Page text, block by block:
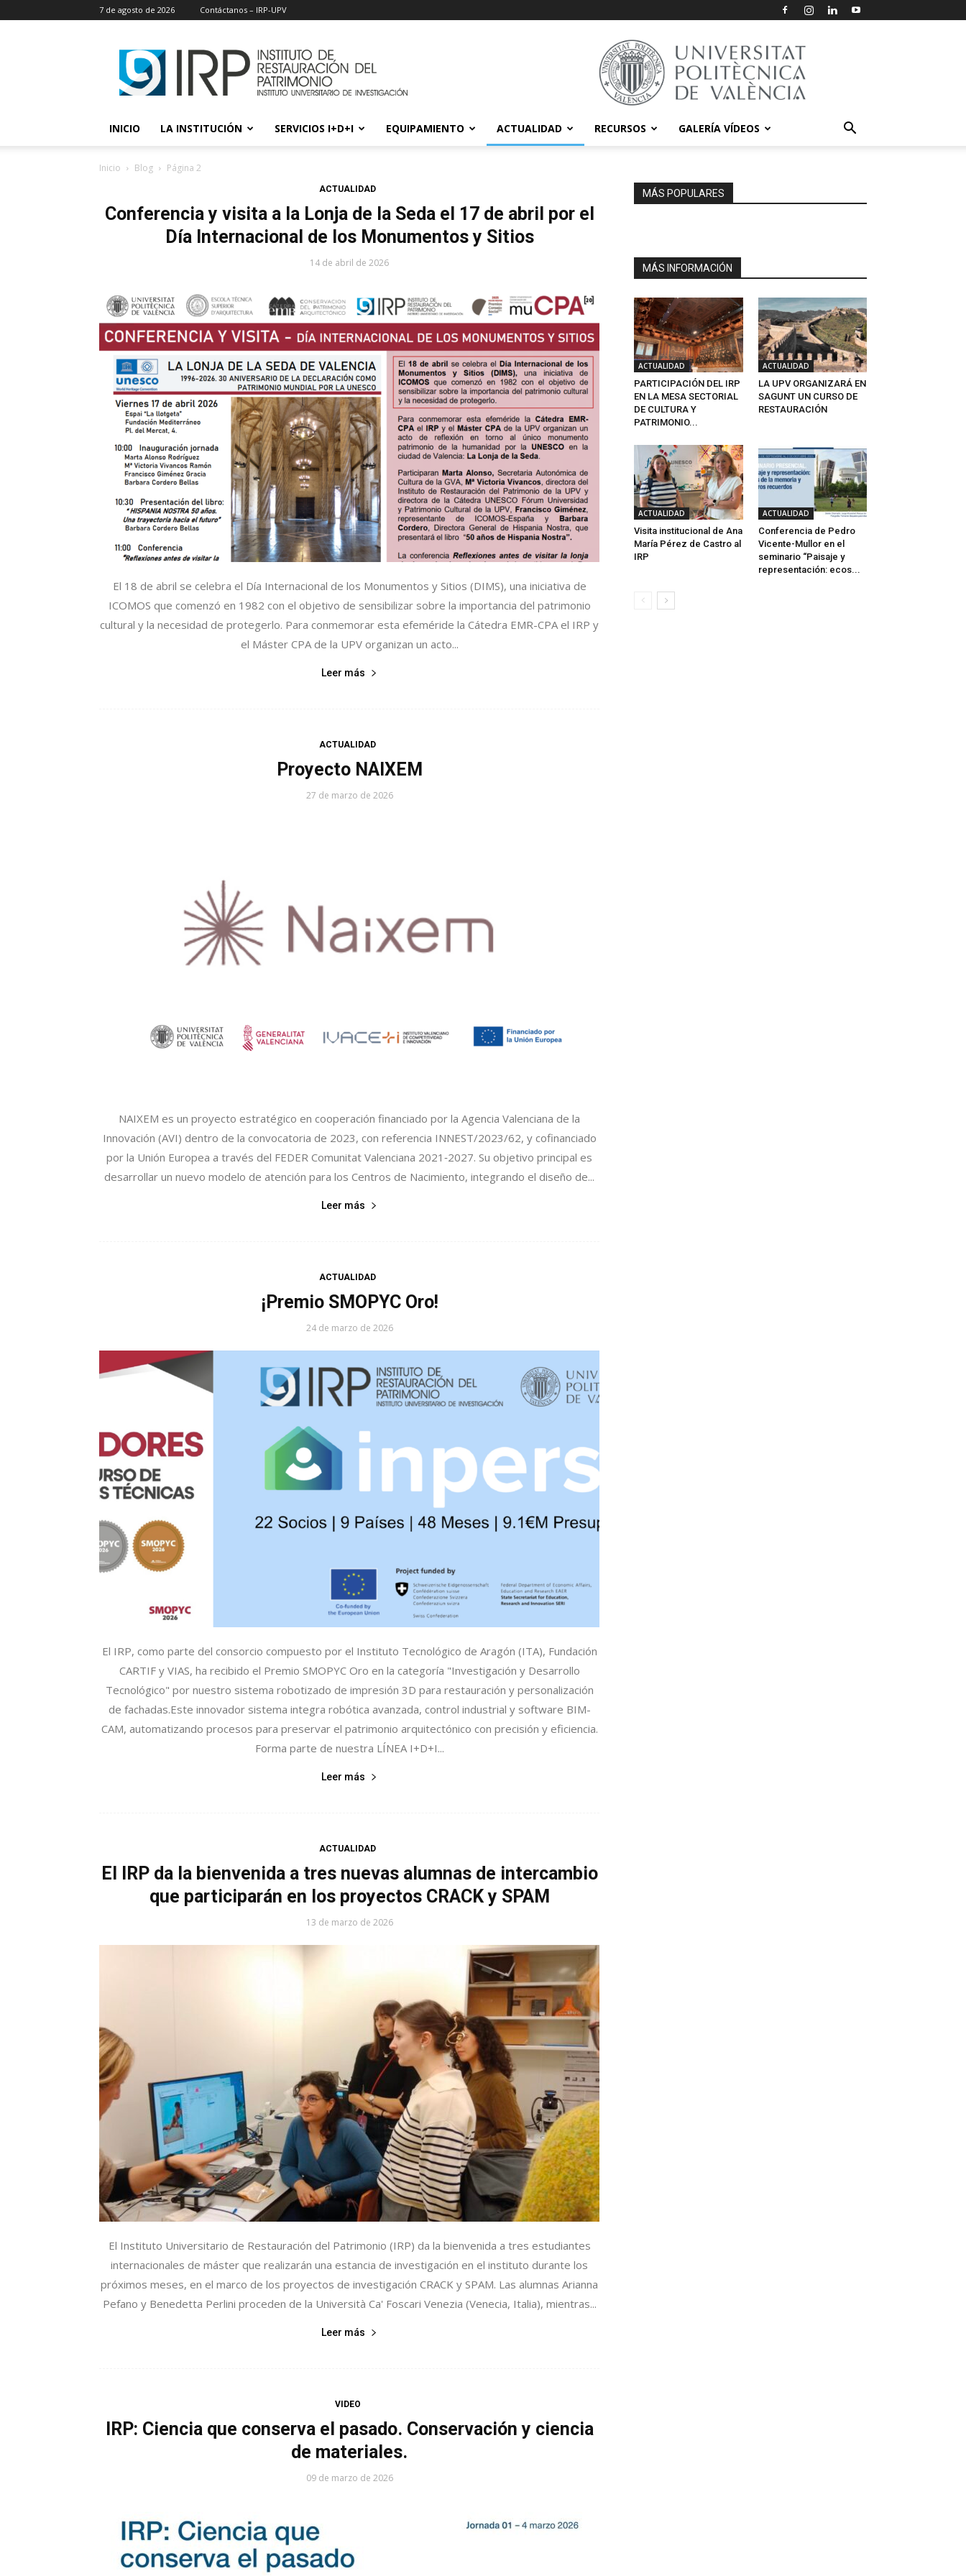
7 de agosto de 2026 Contáctanos – IRP-UPV
INICIO LA INSTITUCIÓN SERVICIOS I+D+I EQUIPAMIENTO ACTUALIDAD RECURSOS GALERÍA VÍDEOS
Inicio Blog Página 2
ACTUALIDAD
Conferencia y visita a la Lonja de la Seda el 17 de abril por el
Día Internacional de los Monumentos y Sitios
14 de abril de 2026
El 18 de abril se celebra el Día Internacional de los Monumentos y Sitios (DIMS), una iniciativa de
ICOMOS que comenzó en 1982 con el objetivo de sensibilizar sobre la importancia del patrimonio
cultural y la necesidad de protegerlo. Para conmemorar esta efeméride la Cátedra EMR-CPA el IRP y
el Máster CPA de la UPV organizan un acto...
Leer más
ACTUALIDAD
Proyecto NAIXEM
27 de marzo de 2026
NAIXEM es un proyecto estratégico en cooperación financiado por la Agencia Valenciana de la
Innovación (AVI) dentro de la convocatoria de 2023, con referencia INNEST/2023/62, y cofinanciado
por la Unión Europea a través del FEDER Comunitat Valenciana 2021‑2027. Su objetivo principal es
desarrollar un nuevo modelo de atención para los Centros de Nacimiento, integrando el diseño de...
Leer más
ACTUALIDAD
¡Premio SMOPYC Oro!
24 de marzo de 2026
El IRP, como parte del consorcio compuesto por el Instituto Tecnológico de Aragón (ITA), Fundación
CARTIF y VIAS, ha recibido el Premio SMOPYC Oro en la categoría "Investigación y Desarrollo
Tecnológico" por nuestro sistema robotizado de impresión 3D para restauración y personalización
de fachadas.​ Este innovador sistema integra robótica avanzada, control industrial y software BIM-
CAM, automatizando procesos para preservar el patrimonio arquitectónico con precisión y eficiencia.​
Forma parte de nuestra LÍNEA I+D+I...
Leer más
ACTUALIDAD
El IRP da la bienvenida a tres nuevas alumnas de intercambio
que participarán en los proyectos CRACK y SPAM
13 de marzo de 2026
El Instituto Universitario de Restauración del Patrimonio (IRP) da la bienvenida a tres estudiantes
internacionales de máster que realizarán una estancia de investigación en el instituto durante los
próximos meses, en el marco de los proyectos de investigación CRACK y SPAM. Las alumnas Arianna
Pefano y Benedetta Perlini proceden de la Università Ca' Foscari Venezia (Venecia, Italia), mientras...
Leer más
VIDEO
IRP: Ciencia que conserva el pasado. Conservación y ciencia
de materiales.
09 de marzo de 2026
MÁS POPULARES
MÁS INFORMACIÓN
ACTUALIDAD
PARTICIPACIÓN DEL IRP
EN LA MESA SECTORIAL
DE CULTURA Y
PATRIMONIO...
ACTUALIDAD
LA UPV ORGANIZARÁ EN
SAGUNT UN CURSO DE
RESTAURACIÓN
ACTUALIDAD
Visita institucional de Ana
María Pérez de Castro al
IRP
ACTUALIDAD
Conferencia de Pedro
Vicente-Mullor en el
seminario “Paisaje y
representación: ecos...